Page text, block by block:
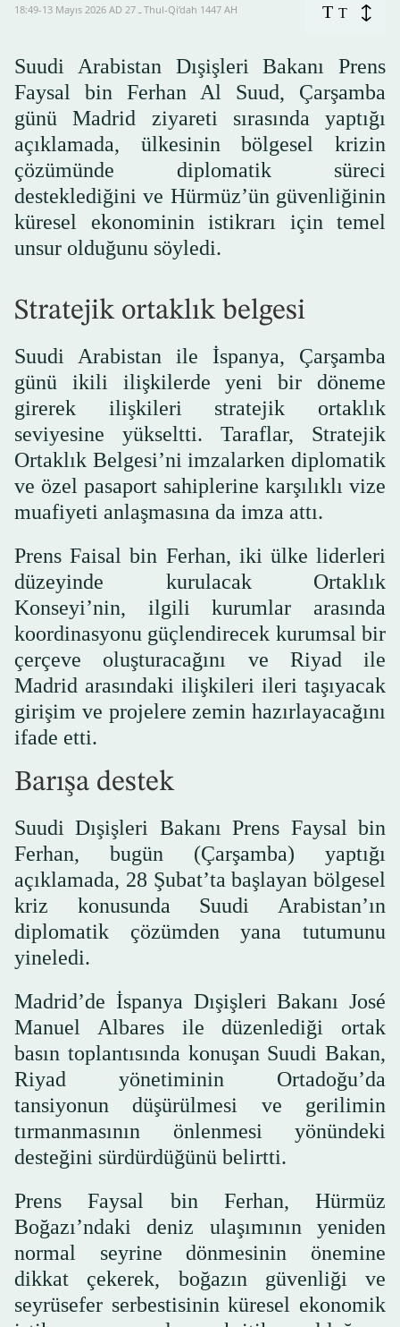
18:49-13 Mayıs 2026 AD ـ 27 Thul-Qi’dah 1447 AH T T
Suudi Arabistan Dışişleri Bakanı Prens
Faysal bin Ferhan Al Suud, Çarşamba
günü Madrid ziyareti sırasında yaptığı
açıklamada, ülkesinin bölgesel krizin
çözümünde diplomatik süreci
desteklediğini ve Hürmüz’ün güvenliğinin
küresel ekonominin istikrarı için temel
unsur olduğunu söyledi.
Stratejik ortaklık belgesi
Suudi Arabistan ile İspanya, Çarşamba
günü ikili ilişkilerde yeni bir döneme
girerek ilişkileri stratejik ortaklık
seviyesine yükseltti. Taraflar, Stratejik
Ortaklık Belgesi’ni imzalarken diplomatik
ve özel pasaport sahiplerine karşılıklı vize
muafiyeti anlaşmasına da imza attı.
Prens Faisal bin Ferhan, iki ülke liderleri
düzeyinde kurulacak Ortaklık
Konseyi’nin, ilgili kurumlar arasında
koordinasyonu güçlendirecek kurumsal bir
çerçeve oluşturacağını ve Riyad ile
Madrid arasındaki ilişkileri ileri taşıyacak
girişim ve projelere zemin hazırlayacağını
ifade etti.
Barışa destek
Suudi Dışişleri Bakanı Prens Faysal bin
Ferhan, bugün (Çarşamba) yaptığı
açıklamada, 28 Şubat’ta başlayan bölgesel
kriz konusunda Suudi Arabistan’ın
diplomatik çözümden yana tutumunu
yineledi.
Madrid’de İspanya Dışişleri Bakanı José
Manuel Albares ile düzenlediği ortak
basın toplantısında konuşan Suudi Bakan,
Riyad yönetiminin Ortadoğu’da
tansiyonun düşürülmesi ve gerilimin
tırmanmasının önlenmesi yönündeki
desteğini sürdürdüğünü belirtti.
Prens Faysal bin Ferhan, Hürmüz
Boğazı’ndaki deniz ulaşımının yeniden
normal seyrine dönmesinin önemine
dikkat çekerek, boğazın güvenliği ve
seyrüsefer serbestisinin küresel ekonomik